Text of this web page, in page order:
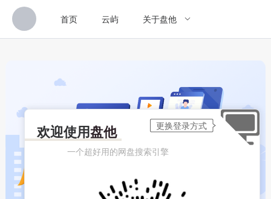
首页 云屿 关于盘他
欢迎使用盘他
一个超好用的网盘搜索引擎